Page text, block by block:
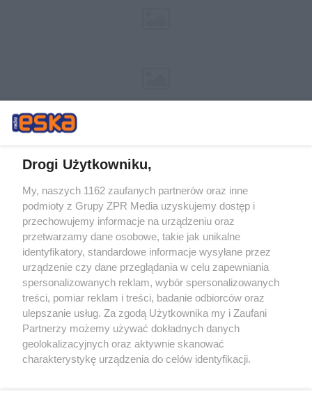
Żaden utwór zamieszczony w serwisie nie może być powielany i
rozpowszechniany lub dalej rozpowszechniany w jakikolwiek sposób (w
tym także elektroniczny lub mechaniczny) na jakimkolwiek polu
eksploatacji w jakiejkolwiek formie, włącznie z umieszczaniem w
Internecie bez pisemnej zgody właściciela praw. Jakiekolwiek użycie lub
wykorzystanie utworów w całości lub w części z naruszeniem prawa,
tzn. bez właściwej zgody, jest zabronione pod groźbą kary i może być
ścigane prawnie.
Drogi Użytkowniku,
My, naszych 1162 zaufanych partnerów oraz inne
podmioty z Grupy ZPR Media uzyskujemy dostęp i
przechowujemy informacje na urządzeniu oraz
przetwarzamy dane osobowe, takie jak unikalne
identyfikatory, standardowe informacje wysyłane przez
urządzenie czy dane przeglądania w celu zapewniania
spersonalizowanych reklam, wybór spersonalizowanych
treści, pomiar reklam i treści, badanie odbiorców oraz
ulepszanie usług. Za zgodą Użytkownika my i Zaufani
Partnerzy możemy używać dokładnych danych
geolokalizacyjnych oraz aktywnie skanować
charakterystykę urządzenia do celów identyfikacji.